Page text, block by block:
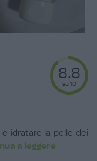
8.8
su 10
idratare la pelle dei
a leggere